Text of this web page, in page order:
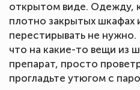
открытом виде. Одежду,
плотно закрытых шкафах
перестирывать не
что на какие-то вещи из
препарат, просто
прогладьте утюгом с